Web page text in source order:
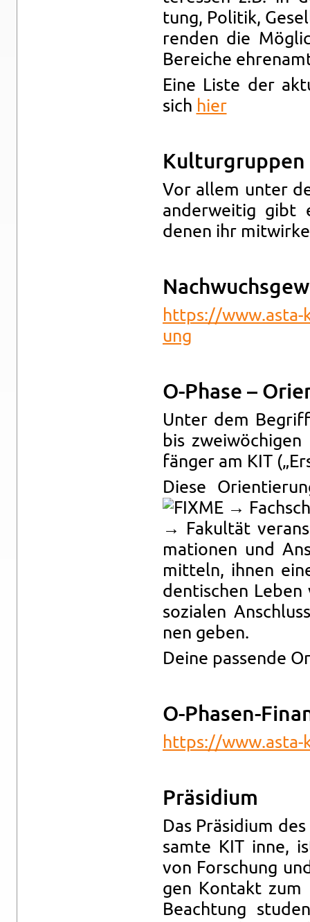
tung, Po­li­tik,
ren­den die
Be­rei­che
Eine Liste der
sich hier
Kul­tur­grup­pen
Vor allem unter
an­der­wei­tig gibt
denen ihr
https://​
ung
O-Pha­se –
Unter dem
bis
fän­ger am KIT
Diese
→
→ Fa­kul­tät
ma­tio­nen und
mit­teln, ihnen
den­ti­schen
so­zia­len
nen geben.
Deine pas­sen­de
O-Pha­sen-
https://​
Prä­si­di­um
Das Prä­si­di­um
sam­te KIT inne,
von For­schung
gen Kon­takt zum
Be­ach­tung